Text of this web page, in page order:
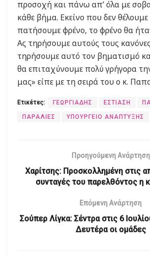
προσοχή και πάνω απ’ όλα με
κάθε βήμα. Εκείνο που δεν θέλουμε
πατήσουμε φρένο, το φρένο θα
Ας τηρήσουμε αυτούς τους
τηρήσουμε αυτό τον βηματισμό
θα επιταχύνουμε πολύ γρήγορα
μας» είπε με τη σειρά του ο κ.
Ετικέτες: ΓΕΩΡΓΙΑΔΗΣ ΕΣΤΙΑΣΗ
ΠΑΡΑΛΙΕΣ ΥΠΟΥΡΓΕΙΟ ΑΝΑΠΤΥΞΗΣ
Προηγούμενη Ανάρτηση
Χαρίτσης: Προσκολλημένη στις
συνταγές του παρελθόντος η
Επόμενη Ανάρτηση
Σούπερ Λίγκα: Σέντρα στις 6
Δευτέρα οι ομάδες